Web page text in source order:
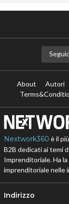
About Autori
Nextwork360 è il
B2B dedicati ai temi
Imprenditoriale. Ha
imprenditoriale nelle
Indirizzo